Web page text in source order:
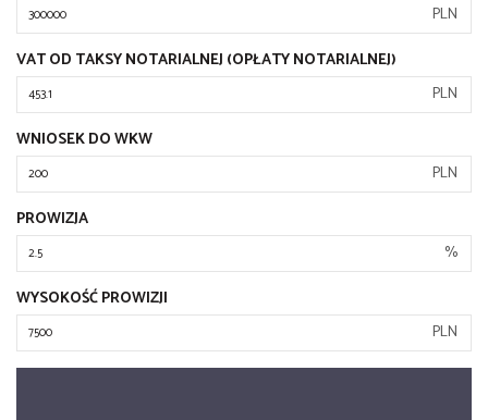
PLN
VAT OD TAKSY NOTARIALNEJ (OPŁATY NOTARIALNEJ)
PLN
WNIOSEK DO WKW
PLN
PROWIZJA
%
WYSOKOŚĆ PROWIZJI
PLN